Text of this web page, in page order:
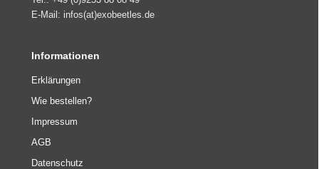
E-Mail: infos(at)exobeetles.de
Informationen
Erklärungen
Wie bestellen?
Impressum
AGB
Datenschutz